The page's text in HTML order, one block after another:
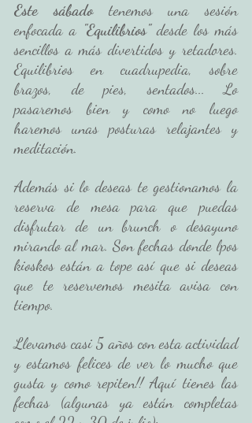
Este sábado tenemos una sesión
enfocada a "Equilibrios" desde los más
sencillos a más divertidos y retadores.
Equilibrios en cuadrupedia, sobre
brazos, de pies, sentados... Lo
pasaremos bien y como no luego
haremos unas posturas relajantes y
meditación.
Además si lo deseas te gestionamos la
reserva de mesa para que puedas
disfrutar de un brunch o desayuno
mirando al mar. Son fechas donde lpos
kioskos están a tope así que si deseas
que te reservemos mesita avisa con
tiempo.
Llevamos casi 5 años con esta actividad
y estamos felices de ver lo mucho que
gusta y como repiten!! Aquí tienes las
fechas (algunas ya están completas